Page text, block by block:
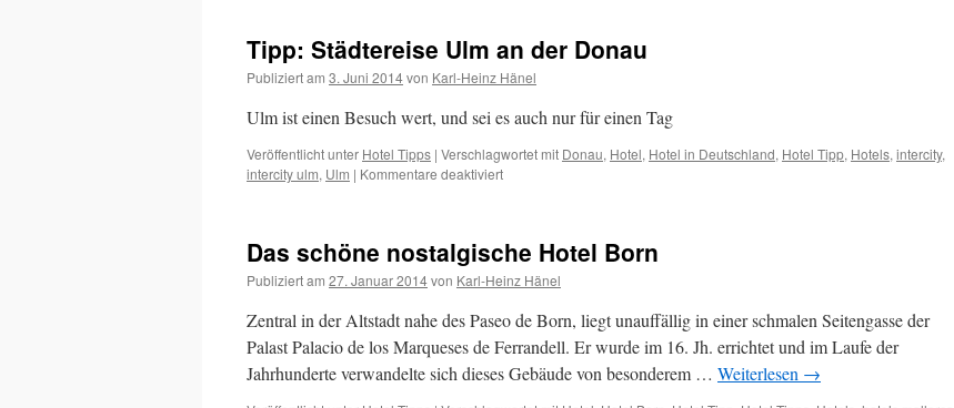
bei
37°
Celsius
?
Tipp: Städtereise Ulm an der Donau
Publiziert am 3. Juni 2014von Karl-Heinz Hänel
Ulm ist einen Besuch wert, und sei es auch nur für einen Tag
Veröffentlicht unter Hotel Tipps | Verschlagwortet mit Donau, Hotel, Hotel in Deutschland, Hotel Tipp, Hotels, intercity,
intercity ulm, Ulm | Kommentare deaktiviertfür
an
der
Donau
Das schöne nostalgische Hotel Born
Publiziert am 27. Januar 2014von Karl-Heinz Hänel
Zentral in der Altstadt nahe des Paseo de Born, liegt unauffällig in einer schmalen Seitengasse der
Palast Palacio de los Marqueses de Ferrandell. Er wurde im 16. Jh. errichtet und im Laufe der
Jahrhunderte verwandelte sich dieses Gebäude von besonderem … Weiterlesen →